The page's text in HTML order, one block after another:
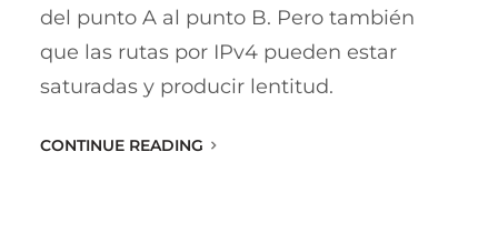
del punto A al punto B. Pero también
que las rutas por IPv4 pueden estar
saturadas y producir lentitud.
CONTINUE READING